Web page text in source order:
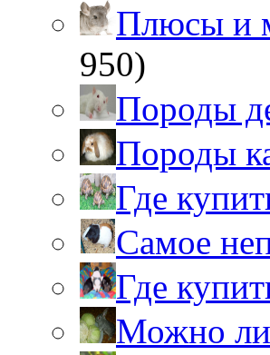
Плюсы и
950)
Породы
Породы
Где
Самое
Где
Можно ли